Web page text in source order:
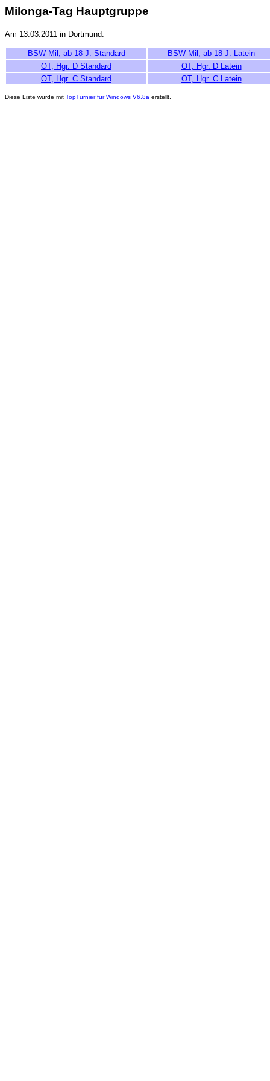
Milonga-Tag Hauptgruppe
Am 13.03.2011 in Dortmund.
BSW-Mil, ab 18 J. Standard
BSW-Mil, ab 18 J. Latein
OT, Hgr. D Standard
OT, Hgr. D Latein
OT, Hgr. C Standard
OT, Hgr. C Latein
Diese Liste wurde mit TopTurnier für Windows V6.8a erstellt.